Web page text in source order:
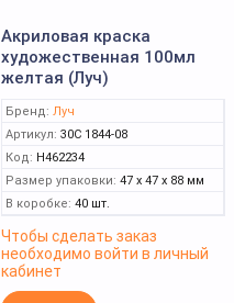
Акриловая краска
художественная 100мл
желтая (Луч)
Бренд: Луч
Артикул: 30С 1844-08
Код: Н462234
Размер упаковки: 47 x 47 x 88 мм
В коробке: 40 шт.
Чтобы сделать заказ
необходимо войти в личный
кабинет